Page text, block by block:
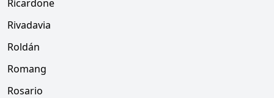
Ricardone
Rivadavia
Roldán
Romang
Rosario